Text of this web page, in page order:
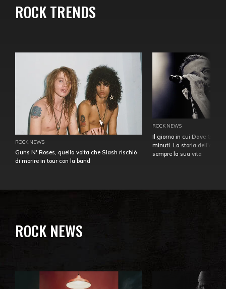
ROCK TRENDS
ROCK NEWS
Guns N' Roses, quella volta che Slash rischiò
di morire in tour con la band
ROCK NEWS
Il giorno in cui Dave
minuti. La storia
sempre la sua vita
ROCK NEWS